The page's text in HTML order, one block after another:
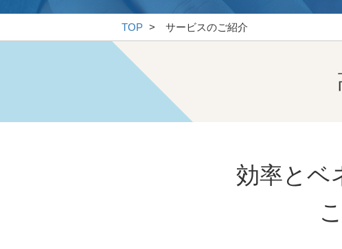
TOP サービスのご紹介
効率とベ